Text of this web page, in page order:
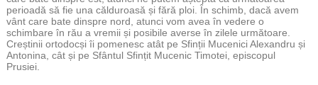
perioadă să fie una călduroasă și fără ploi. În schimb, dacă avem
vânt care bate dinspre nord, atunci vom avea în vedere o
schimbare în rău a vremii și posibile averse în zilele următoare.
Creștinii ortodocși îi pomenesc atât pe Sfinții Mucenici Alexandru și
Antonina, cât și pe Sfântul Sfințit Mucenic Timotei, episcopul
Prusiei.